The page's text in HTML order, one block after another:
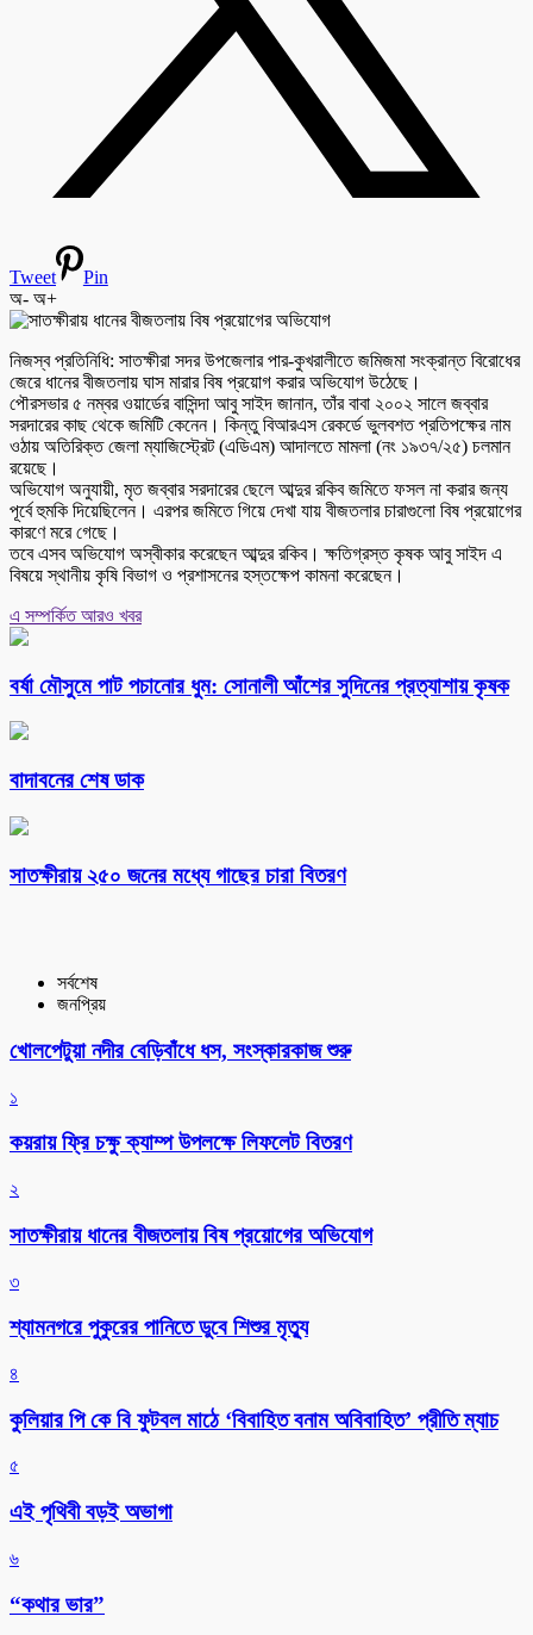
Tweet
Pin
অ- অ+
নিজস্ব প্রতিনিধি: সাতক্ষীরা সদর উপজেলার পার-কুখরালীতে জমিজমা সংক্রান্ত বিরোধের
জেরে ধানের বীজতলায় ঘাস মারার বিষ প্রয়োগ করার অভিযোগ উঠেছে।
পৌরসভার ৫ নম্বর ওয়ার্ডের বাসিন্দা আবু সাইদ জানান, তাঁর বাবা ২০০২ সালে জব্বার
সরদারের কাছ থেকে জমিটি কেনেন। কিন্তু বিআরএস রেকর্ডে ভুলবশত প্রতিপক্ষের নাম
ওঠায় অতিরিক্ত জেলা ম্যাজিস্ট্রেট (এডিএম) আদালতে মামলা (নং ১৯৩৭/২৫) চলমান
রয়েছে।
অভিযোগ অনুযায়ী, মৃত জব্বার সরদারের ছেলে আব্দুর রকিব জমিতে ফসল না করার জন্য
পূর্বে হুমকি দিয়েছিলেন। এরপর জমিতে গিয়ে দেখা যায় বীজতলার চারাগুলো বিষ প্রয়োগের
কারণে মরে গেছে।
তবে এসব অভিযোগ অস্বীকার করেছেন আব্দুর রকিব। ক্ষতিগ্রস্ত কৃষক আবু সাইদ এ
বিষয়ে স্থানীয় কৃষি বিভাগ ও প্রশাসনের হস্তক্ষেপ কামনা করেছেন।
এ সম্পর্কিত আরও খবর
বর্ষা মৌসুমে পাট পচানোর ধুম: সোনালী আঁশের সুদিনের প্রত্যাশায় কৃষক
বাদাবনের শেষ ডাক
সাতক্ষীরায় ২৫০ জনের মধ্যে গাছের চারা বিতরণ
সর্বশেষ
জনপ্রিয়
খোলপেটুয়া নদীর বেড়িবাঁধে ধস, সংস্কারকাজ শুরু
১
কয়রায় ফ্রি চক্ষু ক্যাম্প উপলক্ষে লিফলেট বিতরণ
২
সাতক্ষীরায় ধানের বীজতলায় বিষ প্রয়োগের অভিযোগ
৩
শ্যামনগরে পুকুরের পানিতে ডুবে শিশুর মৃত্যু
৪
কুলিয়ার পি কে বি ফুটবল মাঠে ‘বিবাহিত বনাম অবিবাহিত’ প্রীতি ম্যাচ
৫
এই পৃথিবী বড়ই অভাগা
৬
“কথার ভার”